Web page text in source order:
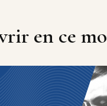
en ce